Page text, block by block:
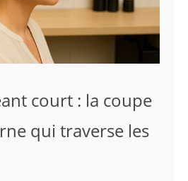
court : la coupe
qui traverse les